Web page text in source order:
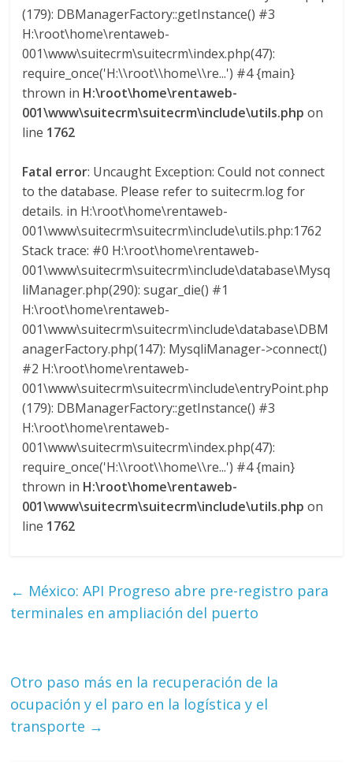
o
m
b
a
S
P
E
Y
G
(179): DBManagerFactory::getInstance() #3
H:\root\home\rentaweb-
001\www\suitecrm\suitecrm\index.php(47):
require_once('H:\\root\\home\\re...') #4 {main}
thrown in H:\root\home\rentaweb-
001\www\suitecrm\suitecrm\include\utils.php on
line 1762
Fatal error: Uncaught Exception: Could not connect
to the database. Please refer to suitecrm.log for
details. in H:\root\home\rentaweb-
001\www\suitecrm\suitecrm\include\utils.php:1762
Stack trace: #0 H:\root\home\rentaweb-
001\www\suitecrm\suitecrm\include\database\Mysq
liManager.php(290): sugar_die() #1
H:\root\home\rentaweb-
001\www\suitecrm\suitecrm\include\database\DBM
anagerFactory.php(147): MysqliManager->connect()
#2 H:\root\home\rentaweb-
001\www\suitecrm\suitecrm\include\entryPoint.php
(179): DBManagerFactory::getInstance() #3
H:\root\home\rentaweb-
001\www\suitecrm\suitecrm\index.php(47):
require_once('H:\\root\\home\\re...') #4 {main}
thrown in H:\root\home\rentaweb-
001\www\suitecrm\suitecrm\include\utils.php on
line 1762
← México: API Progreso abre pre-registro para
terminales en ampliación del puerto
Otro paso más en la recuperación de la
ocupación y el paro en la logística y el
transporte →